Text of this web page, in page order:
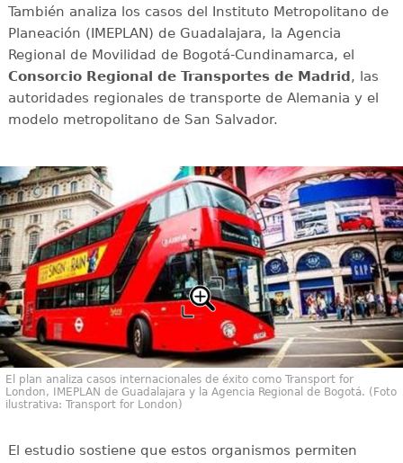
También analiza los casos del Instituto Metropolitano de
Planeación (IMEPLAN) de Guadalajara, la Agencia
Regional de Movilidad de Bogotá-Cundinamarca, el
Consorcio Regional de Transportes de Madrid , las
autoridades regionales de transporte de Alemania y el
modelo metropolitano de San Salvador.
El plan analiza casos internacionales de éxito como Transport for
London, IMEPLAN de Guadalajara y la Agencia Regional de Bogotá. (Foto
ilustrativa: Transport for London)
El estudio sostiene que estos organismos permiten